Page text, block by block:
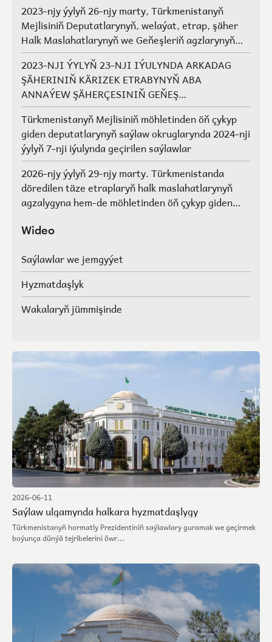
2023-njy ýylyň 26-njy marty, Türkmenistanyň
Mejlisiniň Deputatlarynyň, welaýat, etrap, şäher
Halk Maslahatlarynyň we Geňeşleriň agzlarynyň
saýlawlary
2023-NJI ÝYLYŇ 23-NJI IÝULYNDA ARKADAG
ŞÄHERINIŇ KÄRIZEK ETRABYNYŇ ABA
ANNAÝEW ŞÄHERÇESINIŇ GEŇEŞ
AGZALARYNYŇ SAÝLAWLARY
Türkmenistanyň Mejlisiniň möhletinden öň çykyp
giden deputatlarynyň saýlaw okruglarynda 2024-nji
ýylyň 7-nji iýulynda geçirilen saýlawlar
2026-njy ýylyň 29-njy marty. Türkmenistanda
döredilen täze etraplaryň halk maslahatlarynyň
agzalygyna hem-de möhletinden öň çykyp giden
maslahatlarynyň we Geňeşleriň agzalarynyň ýerine
Wideo
Saýlawlar we jemgyýet
Hyzmatdaşlyk
Wakalaryň jümmişinde
2026-06-11
Saýlaw ulgamynda halkara hyzmatdaşlygy
Türkmenistanyň hormatly Prezidentiniň saýlawlary guramak we geçirmek
boýunça dünýä tejribelerini öwr...